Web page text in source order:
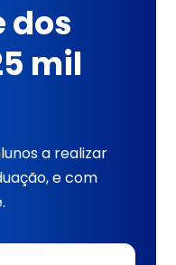
dos
mil
a realizar
e com